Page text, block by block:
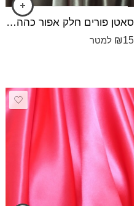
סאטן פורים חלק אפור כהה מעושן
₪15 למטר